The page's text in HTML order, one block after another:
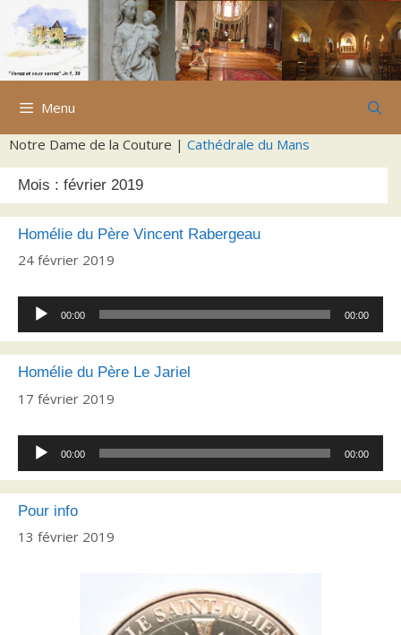
Aller
contenu
Menu
Notre Dame de la Couture | Cathédrale du Mans
Mois : février 2019
Homélie du Père Vincent Rabergeau
24 février 2019
Lecteur
audio
00:00 00:00
Homélie du Père Le Jariel
17 février 2019
Lecteur
audio
00:00 00:00
Pour info
13 février 2019